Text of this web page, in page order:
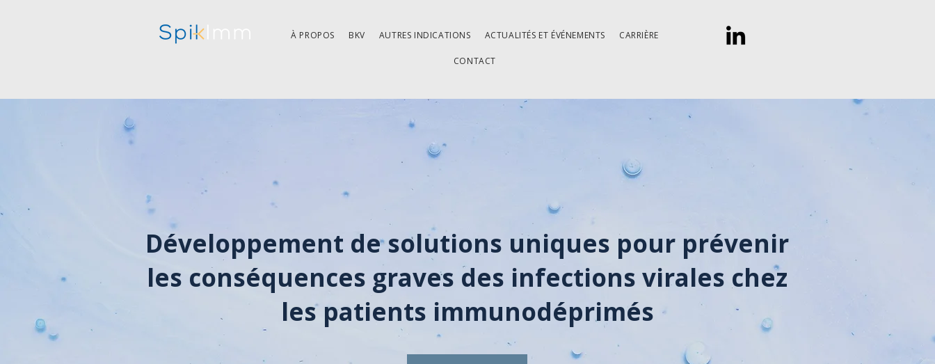
À PROPOS BKV AUTRES INDICATIONS ACTUALITÉS ET ÉVÉNEMENTS CARRIÈRE
CONTACT
Développement de solutions uniques pour prévenir
les conséquences graves des infections virales chez
les patients immunodéprimés